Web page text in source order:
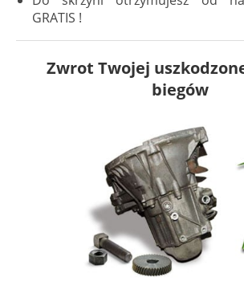
GRATIS !
Zwrot Twojej
biegów